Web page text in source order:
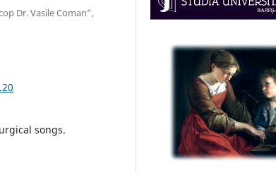
Dr. Vasile Coman”,
songs.